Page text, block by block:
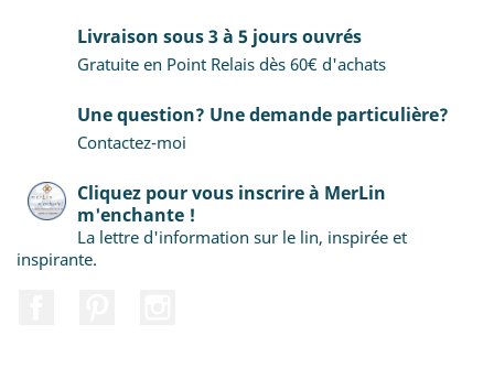
Livraison sous 3 à 5 jours ouvrés
Gratuite en Point Relais dès 60€ d'achats
Une question? Une demande particulière?
Contactez-moi
Cliquez pour vous inscrire à MerLin
m'enchante !
La lettre d'information sur le lin, inspirée et
inspirante.